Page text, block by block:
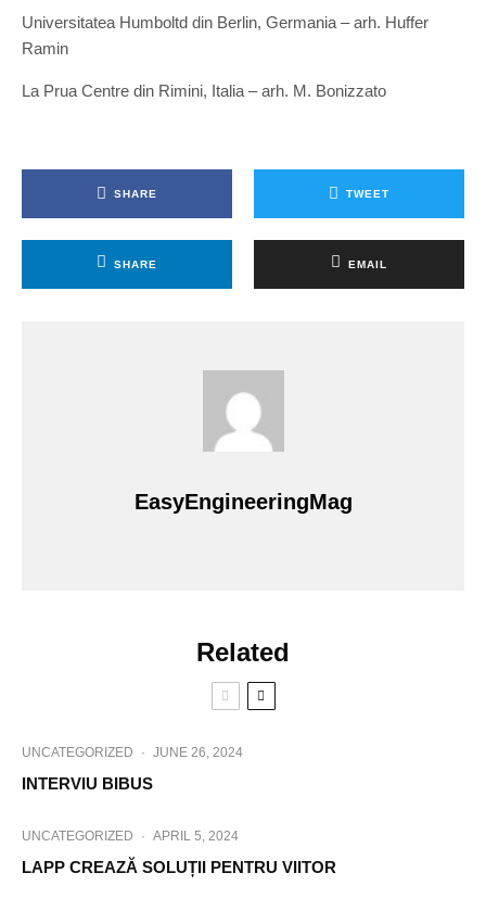
Universitatea Humboltd din Berlin, Germania – arh. Huffer
Ramin
La Prua Centre din Rimini, Italia – arh. M. Bonizzato
SHARE TWEET
SHARE EMAIL
EasyEngineeringMag
Related
UNCATEGORIZED · JUNE 26, 2024
INTERVIU BIBUS
UNCATEGORIZED · APRIL 5, 2024
LAPP CREAZĂ SOLUȚII PENTRU VIITOR